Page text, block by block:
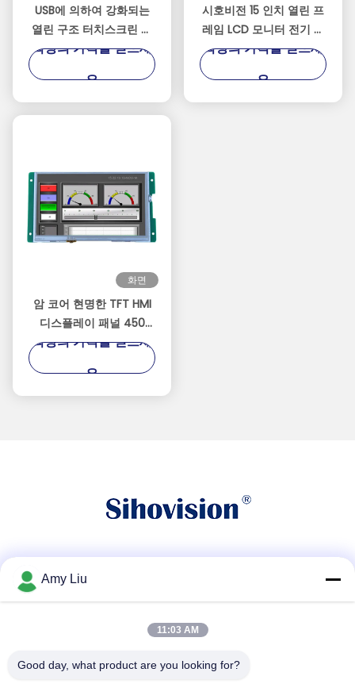
USB에 의하여 강화되는
열린 구조 터치스크린 감
시자 TFT 10.4 인치 지원
최상의 가격을 얻으세
요
시호비전 15 인치 열린 프
레임 LCD 모니터 전기 용
량 터치 스크린 모니터
최상의 가격을 얻으세
요
화면
암 코어 현명한 TFT HMI
디스플레이 패널 450
cd/M2 엠엠아이
최상의 가격을 얻으세
요
전화
Amy Liu
11:03 AM
Good day, what product are you looking for?